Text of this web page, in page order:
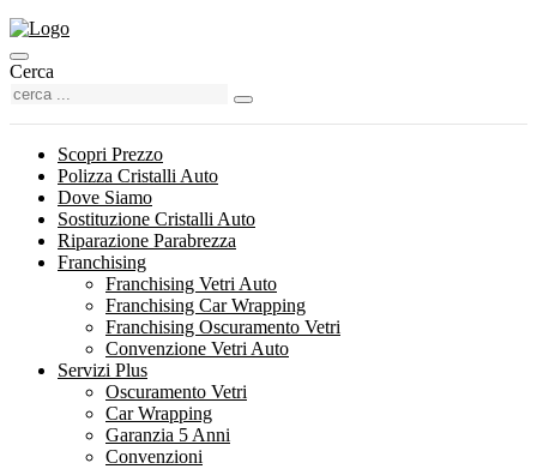
Cerca
Scopri Prezzo
Polizza Cristalli Auto
Dove Siamo
Sostituzione Cristalli Auto
Riparazione Parabrezza
Franchising
Franchising Vetri Auto
Franchising Car Wrapping
Franchising Oscuramento Vetri
Convenzione Vetri Auto
Servizi Plus
Oscuramento Vetri
Car Wrapping
Garanzia 5 Anni
Convenzioni